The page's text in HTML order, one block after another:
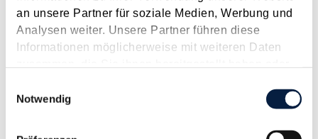
an unsere Partner für soziale Medien, Werbung und
Analysen weiter. Unsere Partner führen diese
Informationen möglicherweise mit weiteren Daten
gesammelt haben.
Notwendig
August 2026
Problemstellung und rechtlicher Hintergrund Tagesgelder
sollen Verpflegungsmehraufwendungen ausgleichen, welche
typischerweise stellt sich das Problem in der...